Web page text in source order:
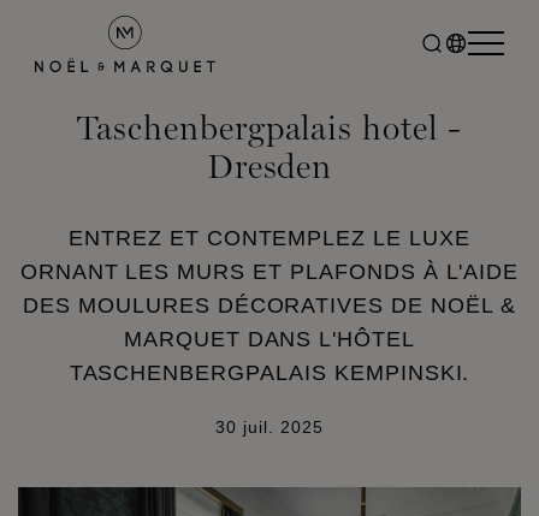
Taschenbergpalais hotel -
Dresden
ENTREZ ET CONTEMPLEZ LE LUXE
ORNANT LES MURS ET PLAFONDS À L'AIDE
DES MOULURES DÉCORATIVES DE NOËL &
MARQUET DANS L'HÔTEL
TASCHENBERGPALAIS KEMPINSKI.
30 juil. 2025